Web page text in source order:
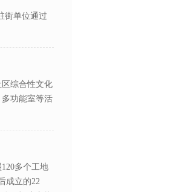
街单位通过
综合性文化
功能室等活
多个工地
成立的22